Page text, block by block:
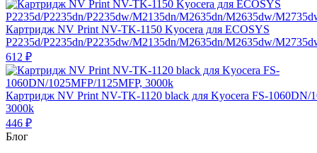
Картридж NV Print NV-TK-1150 Kyocera для ECOSYS
P2235d/P2235dn/P2235dw/M2135dn/M2635dn/M2635dw/
612 ₽
Картридж NV Print NV-TK-1120 black для Kyocera FS-1060DN/
3000k
446 ₽
Блог